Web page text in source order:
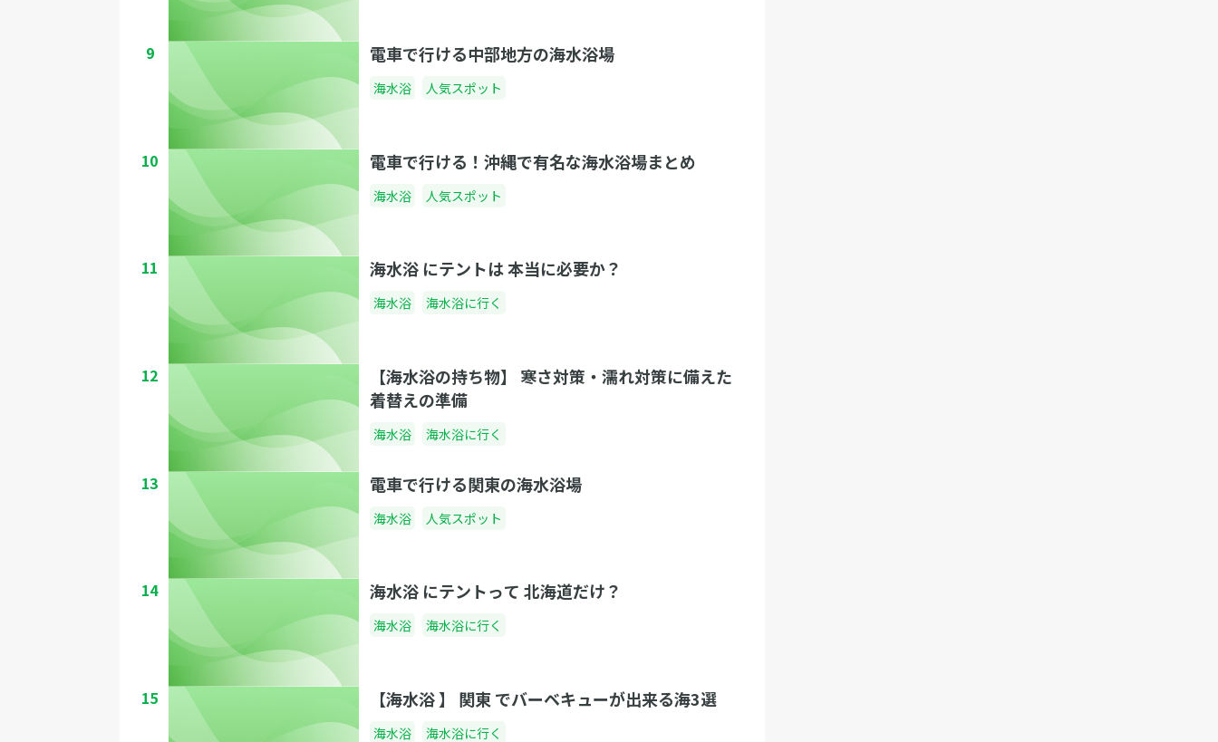
9 電車で行ける中部地方の海水浴場
海水浴 人気スポット
10 電車で行ける！沖縄で有名な海水浴場まとめ
海水浴 人気スポット
11 海水浴 にテントは 本当に必要か？
海水浴 海水浴に行く
12
【海水浴の持ち物】 寒さ対策・濡れ対策に備えた
着替えの準備
海水浴 海水浴に行く
13 電車で行ける関東の海水浴場
海水浴 人気スポット
14 海水浴 にテントって 北海道だけ？
海水浴 海水浴に行く
15 【海水浴 】 関東 でバーベキューが出来る海3選
海水浴 海水浴に行く